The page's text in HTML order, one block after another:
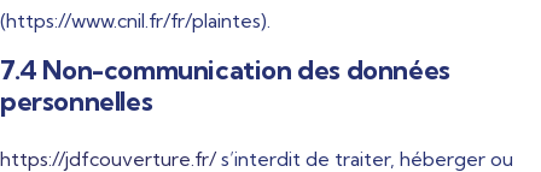
(https://www.cnil.fr/fr/plaintes).
7.4 Non-communication des données
personnelles
https://jdfcouverture.fr/s’interdit de traiter, héberger ou